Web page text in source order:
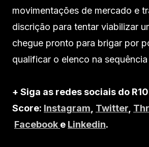
movimentações de mercado e
discrição para tentar viabilizar
chegue pronto para brigar por
qualificar o elenco na
+ Siga as redes sociais do R10
Score: Instagram Twitter
Facebook e Linkedin.